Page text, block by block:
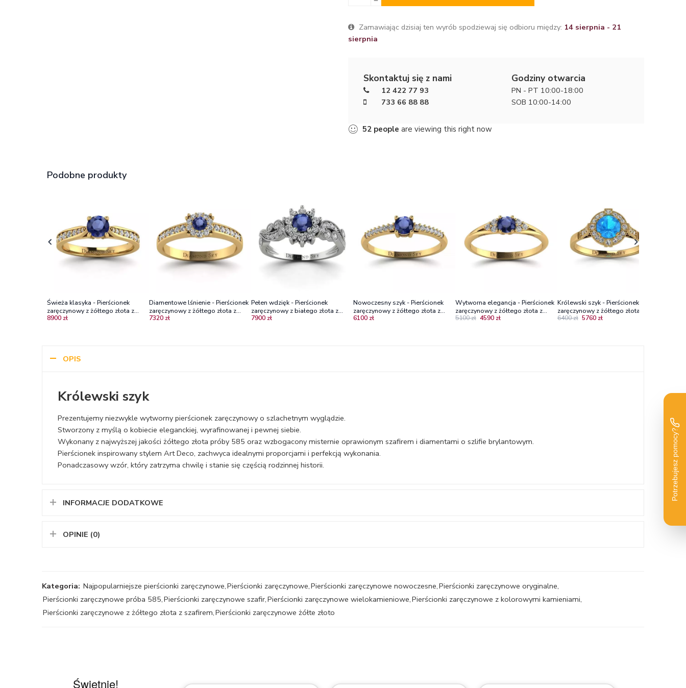
Zamawiając dzisiaj ten wyrób spodziewaj się odbioru między: 14 sierpnia - 21
sierpnia
Skontaktuj się z nami
12 422 77 93
733 66 88 88
Godziny otwarcia
PN - PT 10:00-18:00
SOB 10:00-14:00
52 people are viewing this right now
Podobne produkty
Świeża klasyka - Pierścionek
zaręczynowy z żółtego złota z
szafirem i diamentami
8900 zł
Diamentowe lśnienie - Pierścionek
zaręczynowy z żółtego złota z
szafirem i brylantami
7320 zł
Pełen wdzięk - Pierścionek
zaręczynowy z białego złota z
szafirem i diamentami
7900 zł
Nowoczesny szyk - Pierścionek
zaręczynowy z żółtego złota z
szafirem i diamentami
6100 zł
Wytworna elegancja - Pierścionek
zaręczynowy z żółtego złota z
szafirem i diamentami
5100 zł 4590 zł
Królewski szyk - Pierścionek
zaręczynowy z żółtego złota z
topazem 0.59 ct i brylantami Vs1/H
6400 zł 5760 zł
OPIS
Królewski szyk
Prezentujemy niezwykle wytworny pierścionek zaręczynowy o szlachetnym wyglądzie.
Stworzony z myślą o kobiecie eleganckiej, wyrafinowanej i pewnej siebie.
Wykonany z najwyższej jakości żółtego złota próby 585 oraz wzbogacony misternie oprawionym szafirem i diamentami o szlifie brylantowym.
Pierścionek inspirowany stylem Art Deco, zachwyca idealnymi proporcjami i perfekcją wykonania.
Ponadczasowy wzór, który zatrzyma chwilę i stanie się częścią rodzinnej historii.
INFORMACJE DODATKOWE
OPINIE (0)
Kategoria: Najpopularniejsze pierścionki zaręczynowe,Pierścionki zaręczynowe,Pierścionki zaręczynowe nowoczesne,Pierścionki zaręczynowe oryginalne,
Pierścionki zaręczynowe próba 585,Pierścionki zaręczynowe szafir,Pierścionki zaręczynowe wielokamieniowe,Pierścionki zaręczynowe z kolorowymi kamieniami,
Pierścionki zaręczynowe z żółtego złota z szafirem,Pierścionki zaręczynowe żółte złoto
Świetnie!